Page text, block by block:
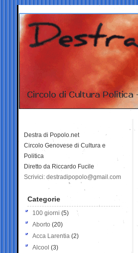
Destra di Popolo.net
Circolo Genovese di Cultura e
Politica
Diretto da Riccardo Fucile
Scrivici: destradipopolo@gmail.com
Categorie
100 giorni (5)
Aborto (20)
Acca Larentia (2)
Alcool (3)